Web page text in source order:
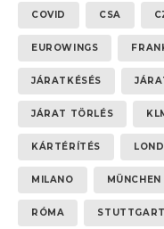
COVID CSA
EUROWINGS
JÁRATKÉSÉS
JÁRAT TÖRLÉS
KÁRTÉRÍTÉS
MILANO MÜNCHEN
RÓMA STUTTGART